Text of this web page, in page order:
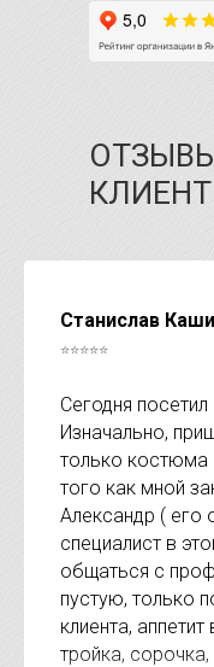
Станислав
⭐⭐⭐⭐⭐
Сегодня посетил
Изначально,
только костюма
того как мной
Александр ( его
специалист в
общаться с
пустую, только
клиента,
тройка, сорочка,